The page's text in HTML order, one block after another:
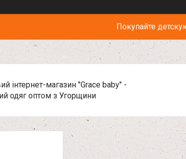
Покупайте
інтернет-магазин "Grace baby" -
одяг оптом з Угорщини